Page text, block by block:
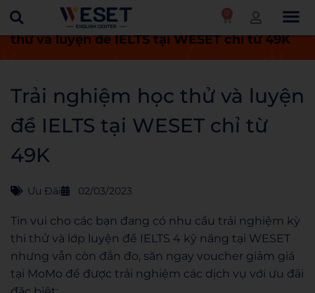
0
Trang chủ Ưu đãi
Trải nghiệm học
thử và luyện đề IELTS tại WESET chỉ từ 49K
Trải nghiệm học thử và luyện
đề IELTS tại WESET chỉ từ
49K
Ưu Đãi 02/03/2023
Tin vui cho các bạn đang có nhu cầu trải nghiệm kỳ
thi thử và lớp luyện đề IELTS 4 kỹ năng tại WESET
nhưng vẫn còn đắn đo, săn ngay voucher giảm giá
tại MoMo để được trải nghiệm các dịch vụ với ưu đãi